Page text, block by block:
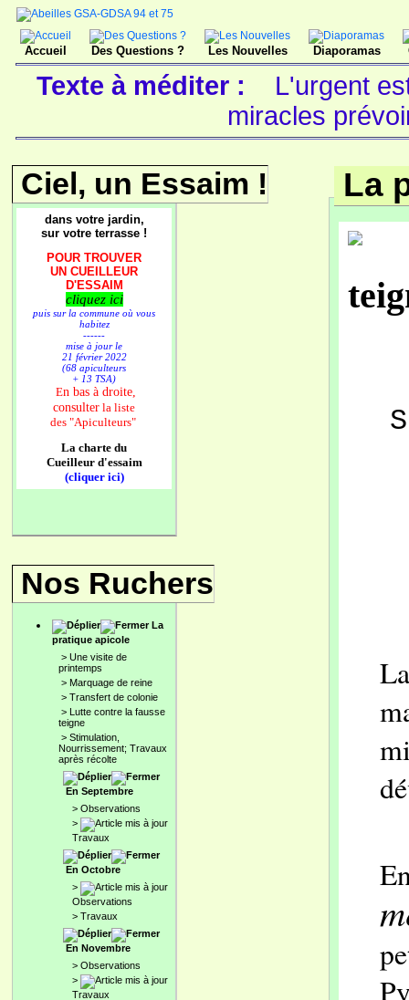
Accueil Des Questions ? Les Nouvelles Diaporamas
Texte à méditer :
L'urgent
miracles
Ciel, un Essaim !
dans votre jardin,
sur votre terrasse !
POUR TROUVER
UN CUEILLEUR
D'ESSAIM
cliquez ici
puis sur la commune où vous
habitez
------
mise à jour le
21 février 2022
(68 apiculteurs
+ 13 TSA)
En bas à droite,
consulter la liste
des "Apiculteurs"
La charte du
Cueilleur d'essaim
(cliquer ici)
Nos Ruchers
La
pratique apicole
> Une visite de
printemps
> Marquage de reine
> Transfert de colonie
> Lutte contre la fausse
teigne
> Stimulation,
Nourrissement; Travaux
après récolte
En Septembre
> Observations
>
Travaux
En Octobre
>
Observations
> Travaux
En Novembre
> Observations
>
Travaux
La